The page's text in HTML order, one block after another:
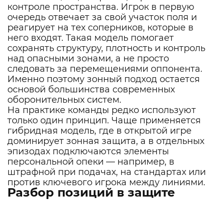
контроле пространства. Игрок в первую
очередь отвечает за свой участок поля и
реагирует на тех соперников, которые в
него входят. Такая модель помогает
сохранять структуру, плотность и контроль
над опасными зонами, а не просто
следовать за перемещениями оппонента.
Именно поэтому зонный подход остается
основой большинства современных
оборонительных систем.
На практике команды редко используют
только один принцип. Чаще применяется
гибридная модель, где в открытой игре
доминирует зонная защита, а в отдельных
эпизодах подключаются элементы
персональной опеки — например, в
штрафной при подачах, на стандартах или
против ключевого игрока между линиями.
Разбор позиций в защите